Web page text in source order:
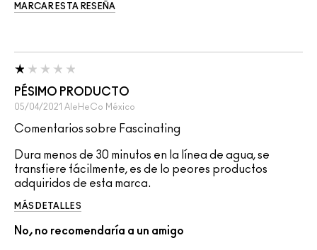
MARCAR ESTA RESEÑA
PÉSIMO PRODUCTO
05/04/2021 AleHeCo México
Comentarios sobre Fascinating
Dura menos de 30 minutos en la línea de agua, se
transfiere fácilmente, es de lo peores productos
adquiridos de esta marca.
MÁS DETALLES
No, no recomendaría a un amigo